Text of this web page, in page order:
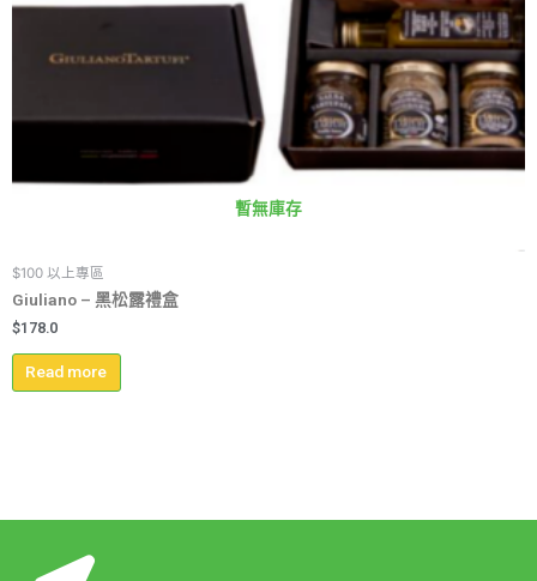
暫無庫存
$100 以上專區
Giuliano – 黑松露禮盒
$178.0
Read more